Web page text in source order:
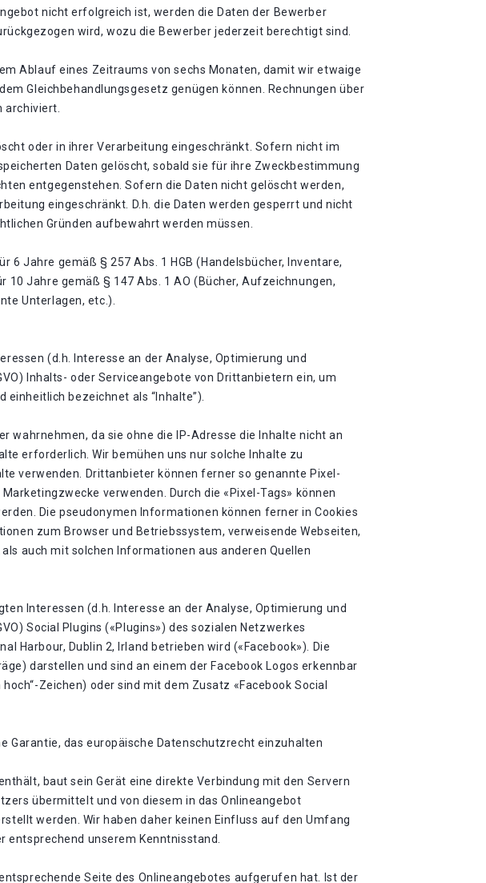
nicht erfolgreich ist, werden die Daten der Bewerber
wird, wozu die Bewerber jederzeit berechtigt sind.
Ablauf eines Zeitraums von sechs Monaten, damit wir etwaige
Gleichbehandlungsgesetz genügen können. Rechnungen über
archiviert.
oder in ihrer Verarbeitung eingeschränkt. Sofern nicht im
Daten gelöscht, sobald sie für ihre Zweckbestimmung
entgegenstehen. Sofern die Daten nicht gelöscht werden,
eingeschränkt. D.h. die Daten werden gesperrt und nicht
Gründen aufbewahrt werden müssen.
Jahre gemäß § 257 Abs. 1 HGB (Handelsbücher, Inventare,
Jahre gemäß § 147 Abs. 1 AO (Bücher, Aufzeichnungen,
Unterlagen, etc.).
(d.h. Interesse an der Analyse, Optimierung und
Inhalts- oder Serviceangebote von Drittanbietern ein, um
bezeichnet als “Inhalte”).
wahrnehmen, da sie ohne die IP-Adresse die Inhalte nicht an
erforderlich. Wir bemühen uns nur solche Inhalte zu
verwenden. Drittanbieter können ferner so genannte Pixel-
verwenden. Durch die «Pixel-Tags» können
Die pseudonymen Informationen können ferner in Cookies
zum Browser und Betriebssystem, verweisende Webseiten,
auch mit solchen Informationen aus anderen Quellen
Interessen (d.h. Interesse an der Analyse, Optimierung und
Social Plugins («Plugins») des sozialen Netzwerkes
Harbour, Dublin 2, Irland betrieben wird («Facebook»). Die
darstellen und sind an einem der Facebook Logos erkennbar
Zeichen) oder sind mit dem Zusatz «Facebook Social
Garantie, das europäische Datenschutzrecht einzuhalten
baut sein Gerät eine direkte Verbindung mit den Servern
übermittelt und von diesem in das Onlineangebot
werden. Wir haben daher keinen Einfluss auf den Umfang
unserem Kenntnisstand.
Seite des Onlineangebotes aufgerufen hat. Ist der